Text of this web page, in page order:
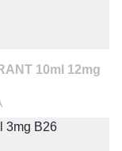
10ml 12mg